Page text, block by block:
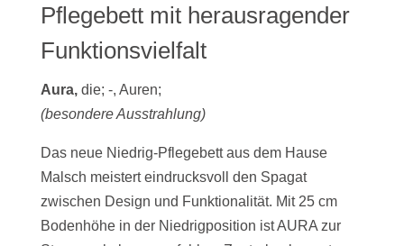
Pflegebett mit herausragender
Funktionsvielfalt
Aura, die; -, Auren;
(besondere Ausstrahlung)
Das neue Niedrig-Pflegebett aus dem Hause
Malsch meistert eindrucksvoll den Spagat
zwischen Design und Funktionalität. Mit 25 cm
Bodenhöhe in der Niedrigposition ist AURA zur